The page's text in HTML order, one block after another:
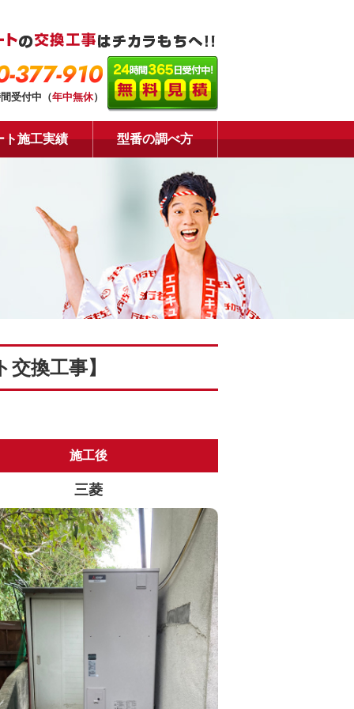
377-910
受付中（年中無休）
ト施工実績 型番の調べ方
換工事】
施工後
三菱